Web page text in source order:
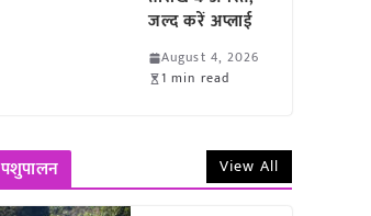
जल्द करें अप्लाई
August 4, 2026
1 min read
पशुपालन View All